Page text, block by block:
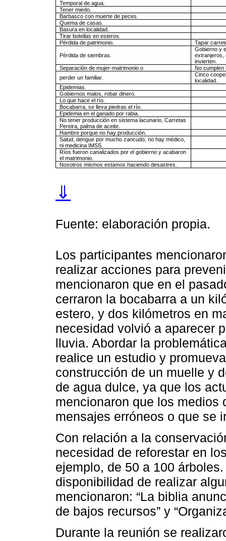
Temporal de agua.
Tener miedo.
Barbasco con muerte de peces.
Quema de casas.
Basura en localidad.
Tirar botellas en esteros.
Pérdida de patrimonio.
Tapar
Pérdida de siembras.
Gobierno y
extranjeros,
invierten.
Separación de mujer-matrimonio o
No cumplen
perder un familiar.
Cinco
localidad.
Epidemias.
Gobiernos malos, robar dinero.
Lo que hace el río.
Bocabarra, se lleva piedras el río.
Epidemia en el ganado por rabia.
No tener producción en sistema lacunario, Carretas
Pereira, palma de aceite.
Hambre porque no hay producción.
Salud, dengue por mucho zancudo, no hay médico,
ni medicina IMSS.
Ríos fueron canalizados por el gobierno y acabaron
el matrimonio.
Nosotros mismos estamos haciendo desastres.
⇓
Fuente: elaboración propia.
Los participantes
realizar acciones para
mencionaron que en el
cerraron la bocabarra a un
estero, y dos kilómetros en
necesidad volvió a aparecer
lluvia. Abordar la
realice un estudio y
construcción de un muelle y
de agua dulce, ya que los
mencionaron que los medios
mensajes erróneos o que se
Con relación a la
necesidad de reforestar en
ejemplo, de 50 a 100
disponibilidad de realizar
mencionaron: “La biblia
de bajos recursos” y
Durante la reunión se